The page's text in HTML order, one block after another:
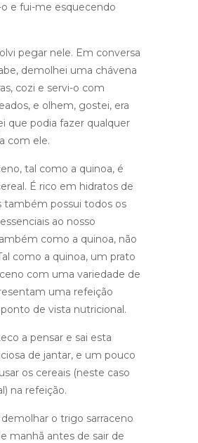
e fui-me esquecendo
pegar nele. Em conversa
demolhei uma chávena
cozi e servi-o com
e olhem, gostei, era
que podia fazer qualquer
com ele.
tal como a quinoa, é
É rico em hidratos de
também possui todos os
ao nosso
como a quinoa, não
como a quinoa, um prato
com uma variedade de
uma refeição
de vista nutricional.
a pensar e sai esta
de jantar, e um pouco
os cereais (neste caso
na refeição.
o trigo sarraceno
manhã antes de sair de